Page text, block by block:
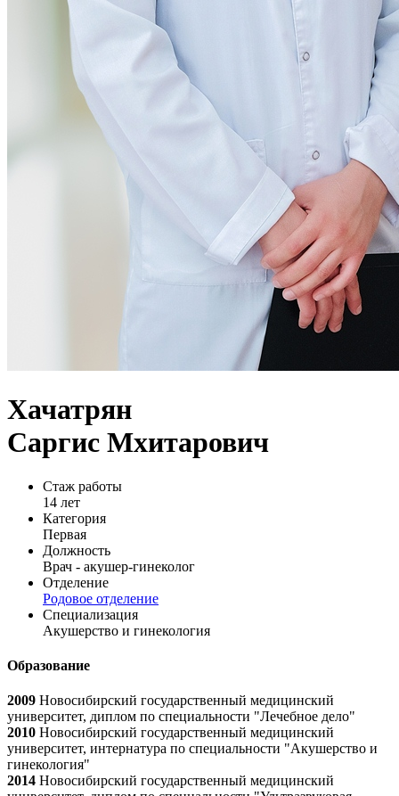
Хачатрян
Саргис Мхитарович
Стаж работы
14 лет
Категория
Первая
Должность
Врач - акушер-гинеколог
Отделение
Родовое отделение
Специализация
Акушерство и гинекология
Образование
2009 Новосибирский государственный медицинский
университет, диплом по специальности "Лечебное дело"
2010 Новосибирский государственный медицинский
университет, интернатура по специальности "Акушерство и
гинекология"
2014 Новосибирский государственный медицинский